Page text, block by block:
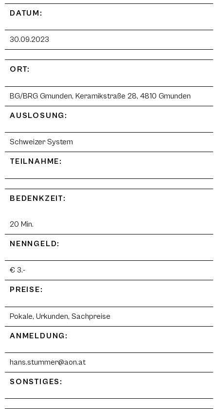
DATUM:
30.09.2023
ORT:
BG/BRG Gmunden, Keramikstraße 28, 4810 Gmunden
AUSLOSUNG:
Schweizer System
TEILNAHME:
BEDENKZEIT:
20 Min.
NENNGELD:
€ 3.-
PREISE:
Pokale, Urkunden, Sachpreise
ANMELDUNG:
hans.stummer@aon.at
SONSTIGES: